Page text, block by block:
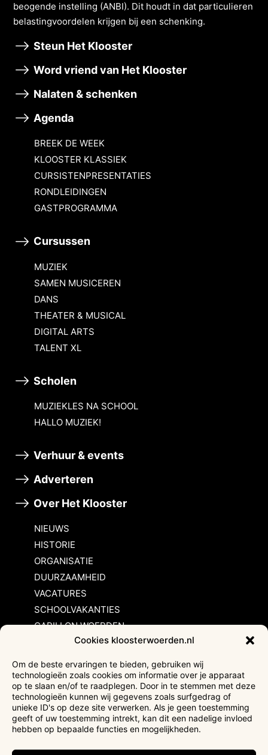
Cookies kloosterwoerden.nl
Om de beste ervaringen te bieden, gebruiken wij
technologieën zoals cookies om informatie over je apparaat
op te slaan en/of te raadplegen. Door in te stemmen met deze
technologieën kunnen wij gegevens zoals surfgedrag of
unieke ID's op deze site verwerken. Als je geen toestemming
geeft of uw toestemming intrekt, kan dit een nadelige invloed
hebben op bepaalde functies en mogelijkheden.
beogende instelling (ANBI). Dit houdt in dat particulieren
belastingvoordelen krĳgen bĳ een schenking.
Steun Het Klooster
Word vriend van Het Klooster
Nalaten & schenken
Agenda
BREEK DE WEEK
KLOOSTER KLASSIEK
CURSISTENPRESENTATIES
RONDLEIDINGEN
GASTPROGRAMMA
Cursussen
MUZIEK
SAMEN MUSICEREN
DANS
THEATER & MUSICAL
DIGITAL ARTS
TALENT XL
Scholen
MUZIEKLES NA SCHOOL
HALLO MUZIEK!
Verhuur & events
Adverteren
Over Het Klooster
NIEUWS
HISTORIE
ORGANISATIE
DUURZAAMHEID
VACATURES
SCHOOLVAKANTIES
CARILLON WOERDEN
Inschrijvingsvoorwaarden
Bezoekersvoorwaarden
Huurvoorwaarden
Privacyverklaring
Ticketverkoop